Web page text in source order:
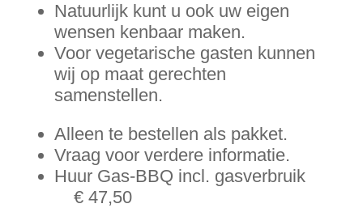
Natuurlijk kunt u ook uw eigen
wensen kenbaar maken.
Voor vegetarische gasten kunnen
wij op maat gerechten
samenstellen.
Alleen te bestellen als pakket.
Vraag voor verdere informatie.
Huur Gas-BBQ incl. gasverbruik
€ 47,50